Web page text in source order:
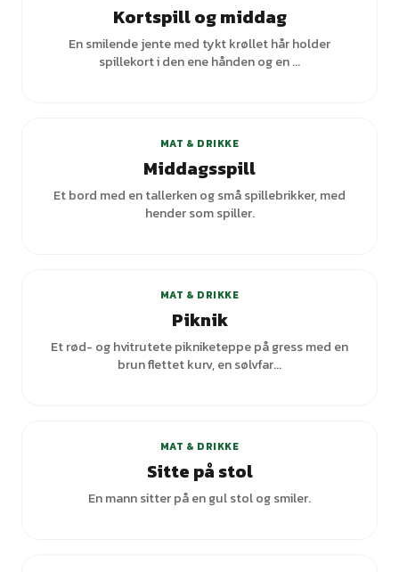
Kortspill og middag
En smilende jente med tykt krøllet hår holder
spillekort i den ene hånden og en ...
MAT & DRIKKE
Middagsspill
Et bord med en tallerken og små spillebrikker, med
hender som spiller.
MAT & DRIKKE
Piknik
Et rød- og hvitrutete pikniketeppe på gress med en
brun flettet kurv, en sølvfar...
MAT & DRIKKE
Sitte på stol
En mann sitter på en gul stol og smiler.